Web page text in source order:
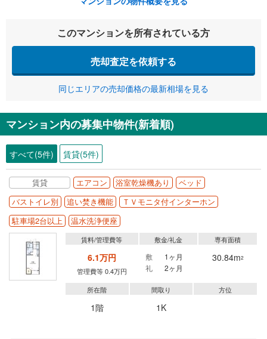
このマンションを所有されている方
売却査定を依頼する
同じエリアの売却価格の最新相場を見る
マンション内の募集中物件(新着順)
すべて(5件) 賃貸(5件)
賃貸 エアコン 浴室乾燥機あり
ベッド
バストイレ別
追い焚き機能
ＴＶモニタ付インターホン
駐車場2台以上
温水洗浄便座
賃料/管理費等
6.1万円
管理費等 0.4万円
敷金/礼金
敷
1ヶ月
礼
2ヶ月
専有面積
30.84m2
所在階
1階
間取り
1K
方位